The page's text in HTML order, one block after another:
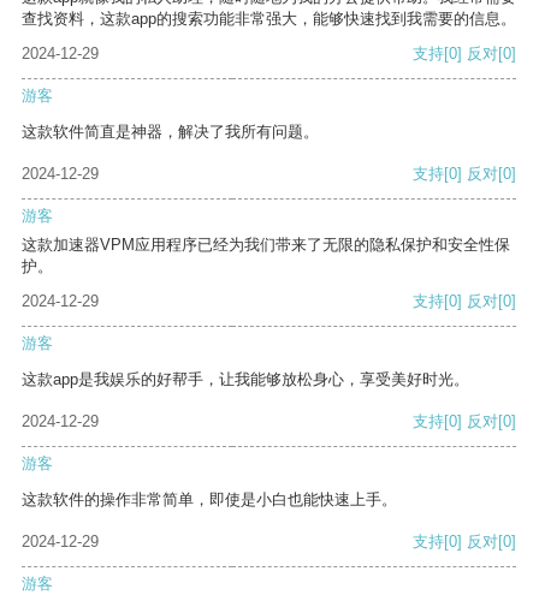
查找资料，这款app的搜索功能非常强大，能够快速找到我需要的信息。
2024-12-29
支持[0] 反对[0]
游客
这款软件简直是神器，解决了我所有问题。
2024-12-29 支持[0] 反对[0]
游客
这款加速器VPM应用程序已经为我们带来了无限的隐私保护和安全性保
护。
2024-12-29
支持[0] 反对[0]
游客
这款app是我娱乐的好帮手，让我能够放松身心，享受美好时光。
2024-12-29 支持[0] 反对[0]
游客
这款软件的操作非常简单，即使是小白也能快速上手。
2024-12-29 支持[0] 反对[0]
游客